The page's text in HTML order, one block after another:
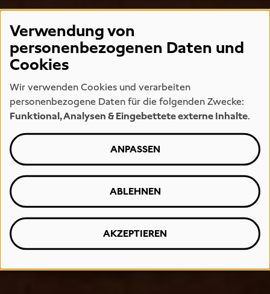
Verwendung von
personenbezogenen Daten und
Cookies
Wir verwenden Cookies und verarbeiten
personenbezogene Daten für die folgenden Zwecke:
Funktional, Analysen & Eingebettete externe Inhalte.
ANPASSEN
ABLEHNEN
AKZEPTIEREN